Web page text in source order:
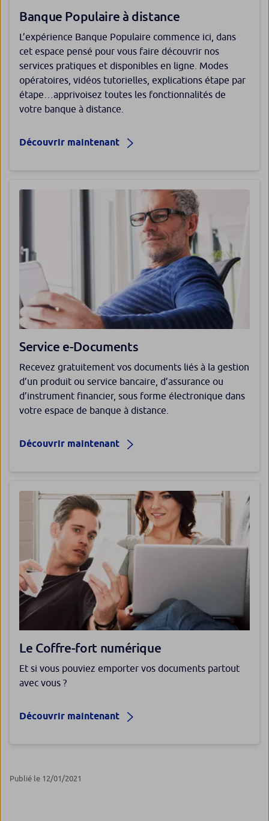
Banque Populaire à distance
​L’expérience Banque Populaire commence ici, dans
cet espace pensé pour vous faire découvrir nos
services pratiques et disponibles en ligne. Modes
opératoires, vidéos tutorielles, explications étape par
étape…apprivoisez toutes les fonctionnalités de
votre banque à distance.
Découvrir maintenant
Service e-Documents
Recevez gratuitement vos documents liés à la gestion
d’un produit ou service bancaire, d’assurance ou
d’instrument financier, sous forme électronique dans
votre espace de banque à distance.
Découvrir maintenant
Le Coffre-fort numérique
Et si vous pouviez emporter vos documents partout
avec vous ?
Découvrir maintenant
Publié le 12/01/2021